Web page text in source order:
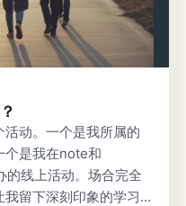
动。一个是我所属的
个是我在note和
线上活动。场合完全
留下深刻印象的学习